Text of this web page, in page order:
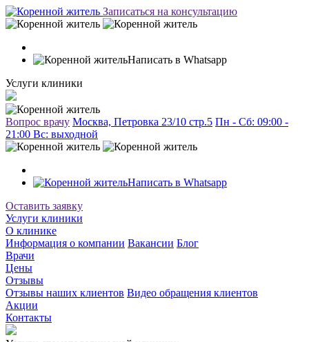
Записаться на консультацию
Написать в Whatsapp
Услуги клиники
Вопрос врачу Москва, Петровка 23/10 стр.5 Пн - Сб: 09:00 -
21:00 Вc: выходной
Написать в Whatsapp
Оставить заявку
Услуги клиники
О клинике
Информация о компании Вакансии Блог
Врачи
Цены
Отзывы
Отзывы наших клиентов Видео обращения клиентов
Акции
Контакты